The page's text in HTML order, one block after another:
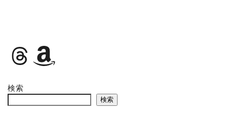
検索
検索